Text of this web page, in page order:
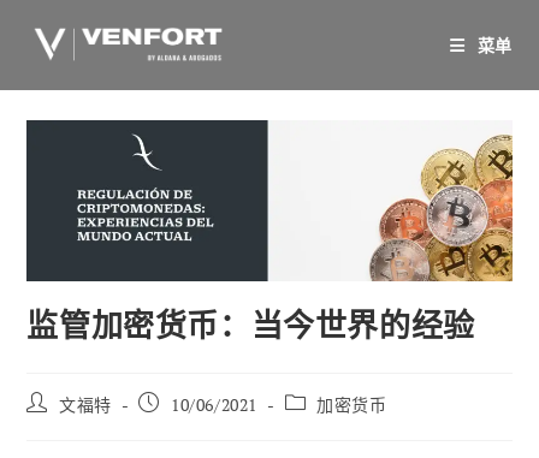
菜单
监管加密货币：当今世界的经验
帖
文福特
已
10/06/2021
职
加密货币